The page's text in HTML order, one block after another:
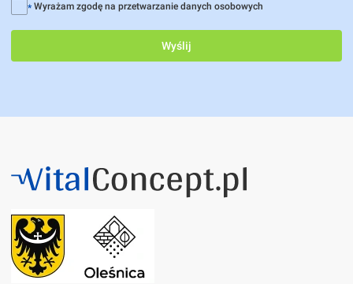
* Wyrażam zgodę na przetwarzanie danych osobowych
Wyślij